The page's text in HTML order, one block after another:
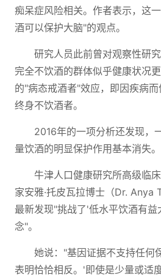
痴呆症风险相关。作者表示，这
酒可以保护大脑"的观点。
研究人员此前曾对观察性研
完全不饮酒的群体似乎健康状况
的"病态戒酒者"效应，即因疾病
终身不饮酒者。
2016年的一项分析还发现，
量饮酒的明显保护作用基本消失。
牛津人口健康研究所高级临
家安雅·托皮瓦拉博士（Dr. Anya
最新发现"挑战了'低水平饮酒有
念"。
她说："基因证据不支持任何
表明恰恰相反。'即使是少量或适